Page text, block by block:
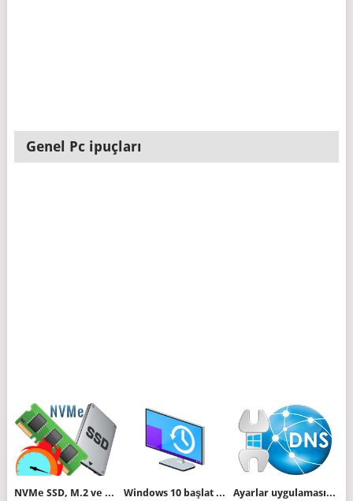
Genel Pc ipuçları
NVMe SSD, M.2 ve SATA SSD arasındaki farklar Windows 10 başlat menüsünü yedekleyelim Ayarlar uygulaması ile DNS değiştirelim